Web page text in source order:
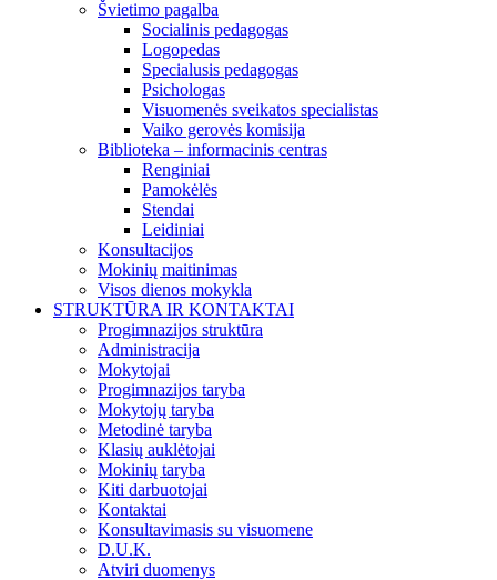
Švietimo pagalba
Socialinis pedagogas
Logopedas
Specialusis pedagogas
Psichologas
Visuomenės sveikatos specialistas
Vaiko gerovės komisija
Biblioteka – informacinis centras
Renginiai
Pamokėlės
Stendai
Leidiniai
Konsultacijos
Mokinių maitinimas
Visos dienos mokykla
STRUKTŪRA IR KONTAKTAI
Progimnazijos struktūra
Administracija
Mokytojai
Progimnazijos taryba
Mokytojų taryba
Metodinė taryba
Klasių auklėtojai
Mokinių taryba
Kiti darbuotojai
Kontaktai
Konsultavimasis su visuomene
D.U.K.
Atviri duomenys